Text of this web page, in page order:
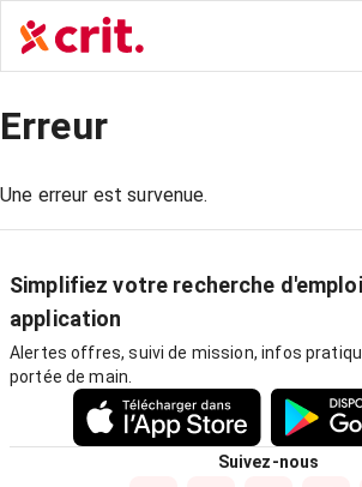
Erreur
Une erreur est survenue.
Simplifiez votre recherche
application
Alertes offres, suivi de mission, infos
portée de main.
Suivez-nous